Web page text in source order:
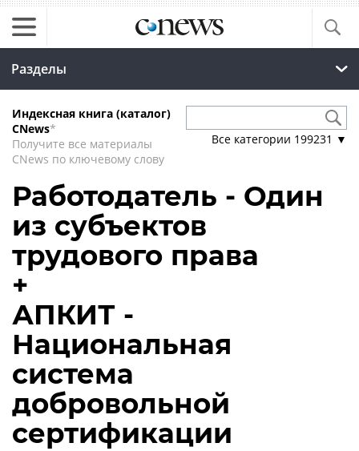
Разделы
Индексная книга (каталог)
CNews*
Получите все материалы
CNews по ключевому слову
Все категории 199231 ▼
Работодатель - Один
из субъектов
трудового права
+
АПКИТ -
Национальная
система
добровольной
сертификации